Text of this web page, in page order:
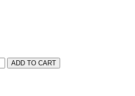
ADD TO CART